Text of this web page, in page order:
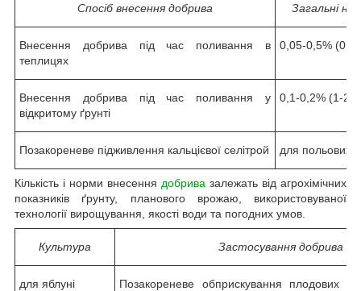
Спосіб внесення добрива Загальні
Внесення добрива під час поливання в
теплицях
0,05-0,5%
Внесення добрива під час поливання у
відкритому ґрунті
0,1-0,2% (1-2
Позакореневе підживлення кальцієвої селітрой для польових
Кількість і норми внесення добрива залежать від агрохімічних
показників ґрунту, планового врожаю, використовуваної
технології вирощування, якості води та погодних умов.
Культура Застосування добрива
для яблуні
Позакореневе обприскування плодових